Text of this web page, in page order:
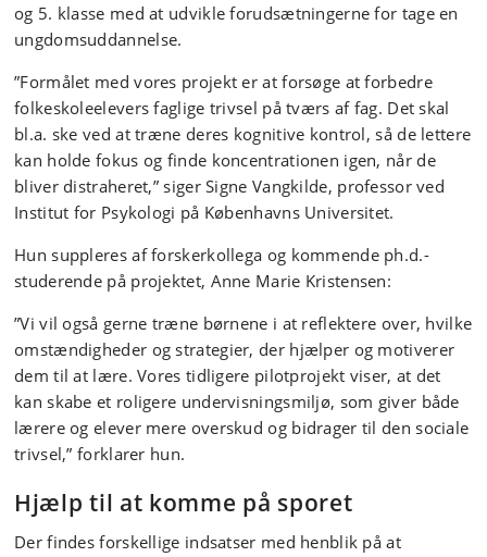
og 5. klasse med at udvikle forudsætningerne for tage en
ungdomsuddannelse.
”Formålet med vores projekt er at forsøge at forbedre
folkeskoleelevers faglige trivsel på tværs af fag. Det skal
bl.a. ske ved at træne deres kognitive kontrol, så de lettere
kan holde fokus og finde koncentrationen igen, når de
bliver distraheret,” siger Signe Vangkilde, professor ved
Institut for Psykologi på Københavns Universitet.
Hun suppleres af forskerkollega og kommende ph.d.-
studerende på projektet, Anne Marie Kristensen:
”Vi vil også gerne træne børnene i at reflektere over, hvilke
omstændigheder og strategier, der hjælper og motiverer
dem til at lære. Vores tidligere pilotprojekt viser, at det
kan skabe et roligere undervisningsmiljø, som giver både
lærere og elever mere overskud og bidrager til den sociale
trivsel,” forklarer hun.
Hjælp til at komme på sporet
Der findes forskellige indsatser med henblik på at